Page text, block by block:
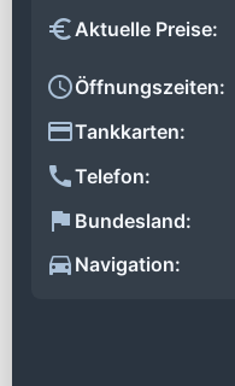
Aktuelle Preise:
Öffnungszeiten:
Tankkarten:
Telefon:
Bundesland:
Navigation: